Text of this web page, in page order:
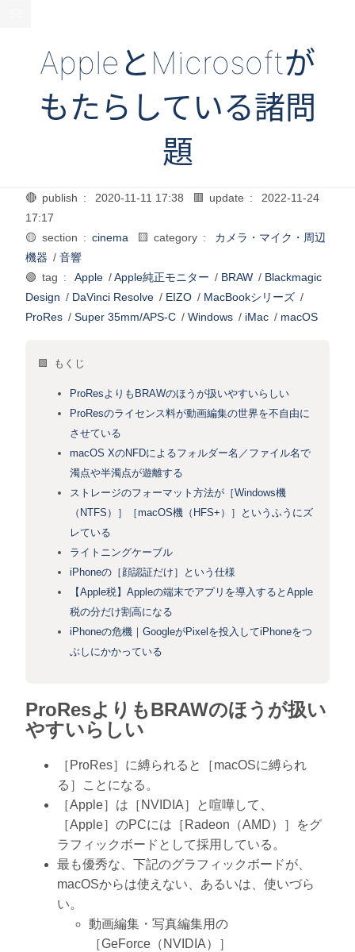
AppleとMicrosoftが
もたらしている諸問
題
🔴 publish : 2020-11-11 17:38 🟥 update :
2022-11-24
17:17
🟡 section : cinema 🟨 category :
カメラ・マイク・周辺
機器 / 音響
🟢 tag :
Apple /Apple純正モニター / BRAW / Blackmagic
Design / DaVinci Resolve / EIZO / MacBookシリーズ /
ProRes / Super 35mm/APS-C / Windows / iMac / macOS
🟩 もくじ
ProResよりもBRAWのほうが扱いやすいらしい
ProResのライセンス料が動画編集の世界を不自由に
させている
macOS XのNFDによるフォルダー名／ファイル名で
濁点や半濁点が遊離する
ストレージのフォーマット方法が［Windows機
（NTFS）］［macOS機（HFS+）］というふうにズ
レている
ライトニングケーブル
iPhoneの［顔認証だけ］という仕様
【Apple税】Appleの端末でアプリを導入するとApple
税の分だけ割高になる
iPhoneの危機｜GoogleがPixelを投入してiPhoneをつ
ぶしにかかっている
ProResよりもBRAWのほうが扱い
やすいらしい
［ProRes］に縛られると［macOSに縛られ
る］ことになる。
［Apple］は［NVIDIA］と喧嘩して、
［Apple］のPCには［Radeon（AMD）］をグ
ラフィックボードとして採用している。
最も優秀な、下記のグラフィックボードが、
macOSからは使えない、あるいは、使いづら
い。
動画編集・写真編集用の
［GeForce（NVIDIA）］